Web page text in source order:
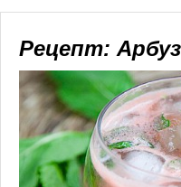
Рецепт: